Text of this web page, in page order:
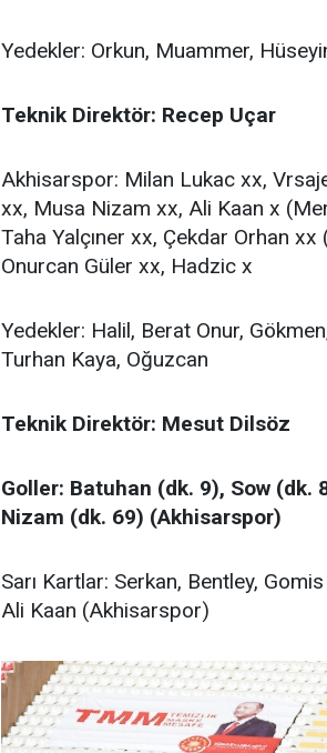
Yedekler: Orkun, Muammer,
Teknik Direktör: Recep Uçar
Akhisarspor: Milan Lukac xx,
xx, Musa Nizam xx, Ali Kaan x
Taha Yalçıner xx, Çekdar Orhan
Onurcan Güler xx, Hadzic x
Yedekler: Halil, Berat Onur,
Turhan Kaya, Oğuzcan
Teknik Direktör: Mesut Dilsöz
Goller: Batuhan (dk. 9), Sow (dk.
Nizam (dk. 69) (Akhisarspor)
Sarı Kartlar: Serkan, Bentley,
Ali Kaan (Akhisarspor)